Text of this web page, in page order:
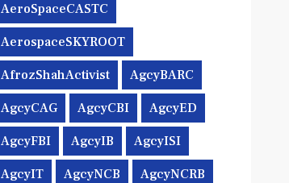
AeroSpaceCASTC
AerospaceSKYROOT
AfrozShahActivist AgcyBARC
AgcyCAG AgcyCBI AgcyED
AgcyFBI AgcyIB AgcyISI
AgcyIT AgcyNCB AgcyNCRB